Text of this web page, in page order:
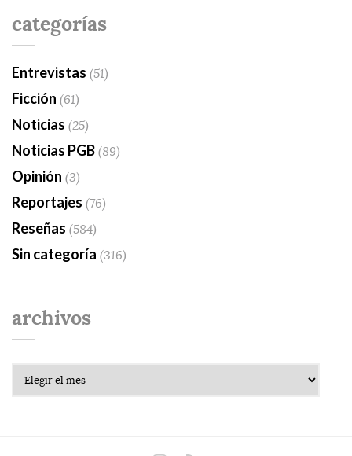
categorías
Entrevistas (51)
Ficción (61)
Noticias (25)
Noticias PGB(89)
Opinión (3)
Reportajes (76)
Reseñas (584)
Sin categoría (316)
archivos